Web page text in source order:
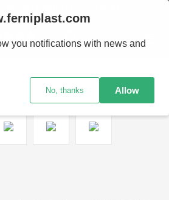
you notifications with news and
No, thanks Allow